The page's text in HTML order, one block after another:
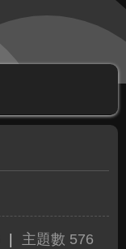
主題數 576